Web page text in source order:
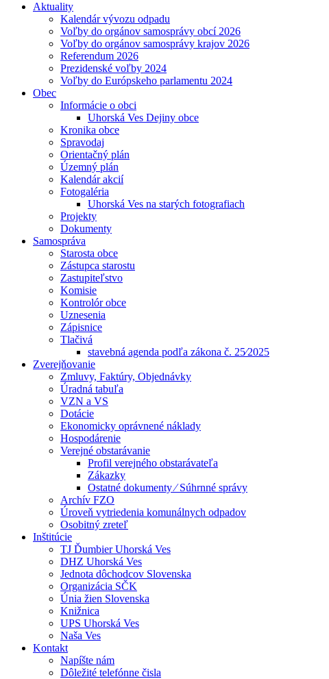
Aktuality
Kalendár vývozu odpadu
Voľby do orgánov samosprávy obcí 2026
Voľby do orgánov samosprávy krajov 2026
Referendum 2026
Prezidenské voľby 2024
Voľby do Európskeho parlamentu 2024
Obec
Informácie o obci
Uhorská Ves Dejiny obce
Kronika obce
Spravodaj
Orientačný plán
Územný plán
Kalendár akcií
Fotogaléria
Uhorská Ves na starých fotografiach
Projekty
Dokumenty
Samospráva
Starosta obce
Zástupca starostu
Zastupiteľstvo
Komisie
Kontrolór obce
Uznesenia
Zápisnice
Tlačivá
stavebná agenda podľa zákona č. 25⁄2025
Zverejňovanie
Zmluvy, Faktúry, Objednávky
Úradná tabuľa
VZN a VS
Dotácie
Ekonomicky oprávnené náklady
Hospodárenie
Verejné obstarávanie
Profil verejného obstarávateľa
Zákazky
Ostatné dokumenty ⁄ Súhrnné správy
Archív FZO
Úroveň vytriedenia komunálnych odpadov
Osobitný zreteľ
Inštitúcie
TJ Ďumbier Uhorská Ves
DHZ Uhorská Ves
Jednota dôchodcov Slovenska
Organizácia SČK
Únia žien Slovenska
Knižnica
UPS Uhorská Ves
Naša Ves
Kontakt
Napíšte nám
Dôležité telefónne čisla